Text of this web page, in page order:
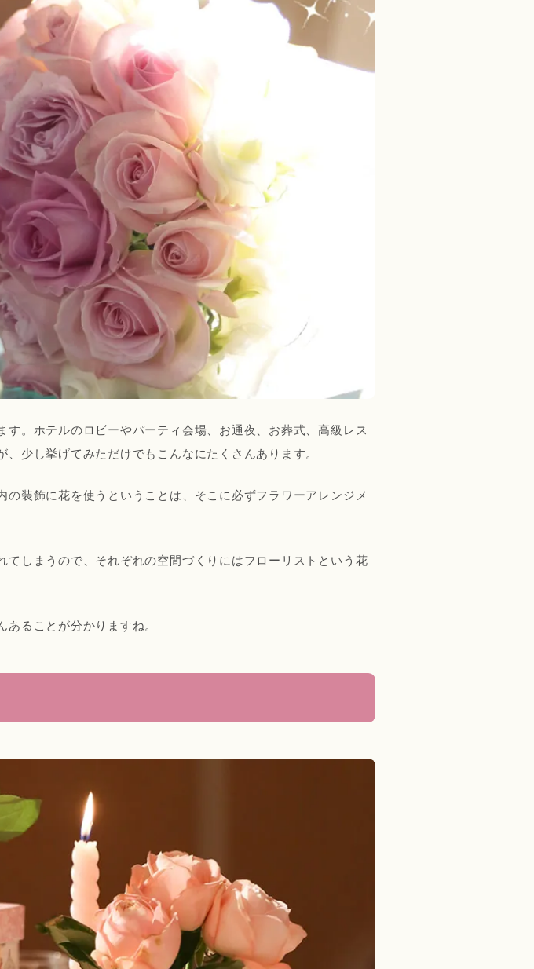
。ホテルのロビーやパーティ会場、お通夜、お葬式、高級レス
少し挙げてみただけでもこんなにたくさんあります。
装飾に花を使うということは、そこに必ずフラワーアレンジメ
しまうので、それぞれの空間づくりにはフローリストという花
ることが分かりますね。